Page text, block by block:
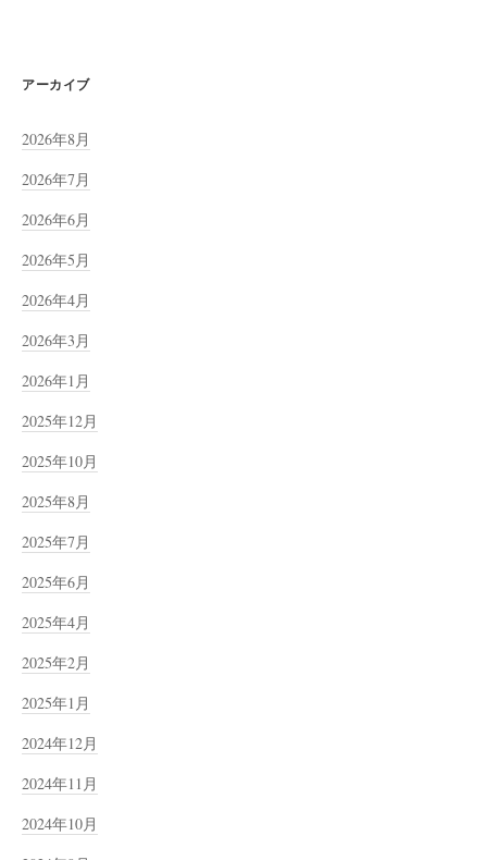
アーカイブ
2026年8月
2026年7月
2026年6月
2026年5月
2026年4月
2026年3月
2026年1月
2025年12月
2025年10月
2025年8月
2025年7月
2025年6月
2025年4月
2025年2月
2025年1月
2024年12月
2024年11月
2024年10月